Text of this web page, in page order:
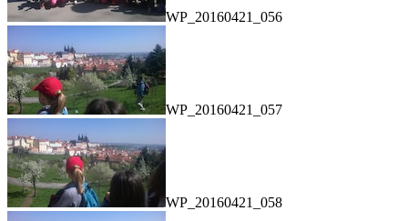
WP_20160421_056
WP_20160421_057
WP_20160421_058